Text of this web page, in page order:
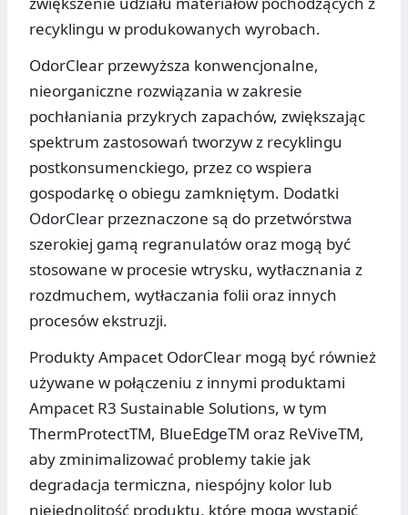
recyklingu w produkowanych wyrobach.
OdorClear przewyższa konwencjonalne,
nieorganiczne rozwiązania w zakresie
pochłaniania przykrych zapachów, zwiększając
spektrum zastosowań tworzyw z recyklingu
postkonsumenckiego, przez co wspiera
gospodarkę o obiegu zamkniętym. Dodatki
OdorClear przeznaczone są do przetwórstwa
szerokiej gamą regranulatów oraz mogą być
stosowane w procesie wtrysku, wytłacznania z
rozdmuchem, wytłaczania folii oraz innych
procesów ekstruzji.
Produkty Ampacet OdorClear mogą być również
używane w połączeniu z innymi produktami
Ampacet R3 Sustainable Solutions, w tym
ThermProtectTM, BlueEdgeTM oraz ReViveTM,
aby zminimalizować problemy takie jak
degradacja termiczna, niespójny kolor lub
niejednolitość produktu, które mogą wystąpić